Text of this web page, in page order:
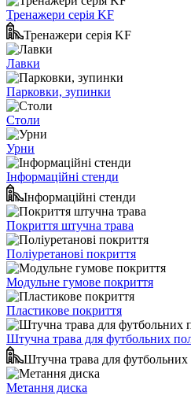
Тренажери серія KF
Тренажери серія KF
Лавки
Парковки, зупинки
Столи
Урни
Інформаційні стенди
Інформаційні стенди
Покриття штучна трава
Поліуретанові покриття
Модульне гумове покриття
Пластикове покриття
Штучна трава для футбольних
Штучна трава для футбольних
Метання диска